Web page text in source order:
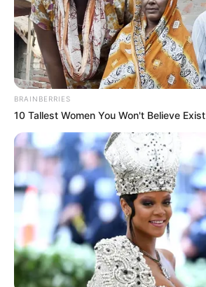
BRAINBERRIES
10 Tallest Women You Won't Believe Exist